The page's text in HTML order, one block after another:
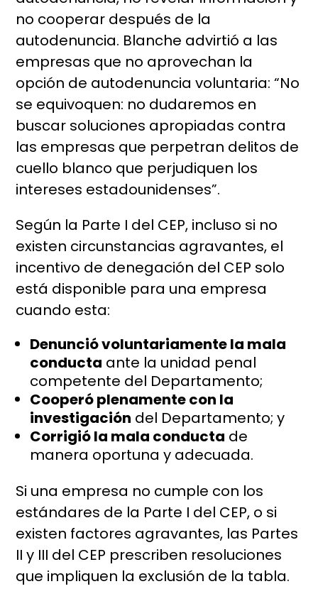
no cooperar después de la
autodenuncia. Blanche advirtió a las
empresas que no aprovechan la
opción de autodenuncia voluntaria: “No
se equivoquen: no dudaremos en
buscar soluciones apropiadas contra
las empresas que perpetran delitos de
cuello blanco que perjudiquen los
intereses estadounidenses”.
Según la Parte I del CEP, incluso si no
existen circunstancias agravantes, el
incentivo de denegación del CEP solo
está disponible para una empresa
cuando esta:
Denunció voluntariamente la mala
conducta ante la unidad penal
competente del Departamento;
Cooperó plenamente con la
investigación del Departamento; y
Corrigió la mala conducta de
manera oportuna y adecuada.
Si una empresa no cumple con los
estándares de la Parte I del CEP, o si
existen factores agravantes, las Partes
II y III del CEP prescriben resoluciones
que impliquen la exclusión de la tabla.